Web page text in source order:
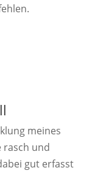
meines
rasch und
gut erfasst